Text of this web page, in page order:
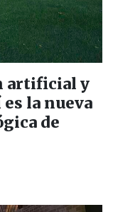
artificial y
la nueva
de